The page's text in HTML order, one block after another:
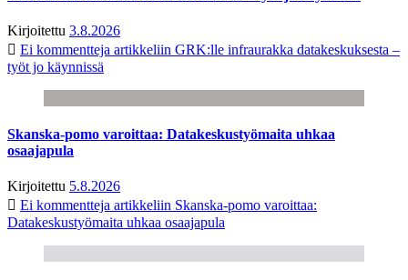
Kirjoitettu 3.8.2026
Ei kommentteja artikkeliin GRK:lle infraurakka datakeskuksesta –
työt jo käynnissä
Skanska-pomo varoittaa: Datakeskustyömaita uhkaa
osaajapula
Kirjoitettu 5.8.2026
Ei kommentteja artikkeliin Skanska-pomo varoittaa:
Datakeskustyömaita uhkaa osaajapula